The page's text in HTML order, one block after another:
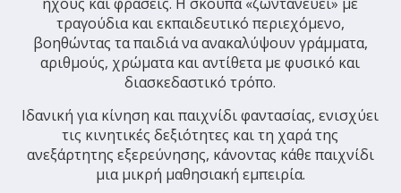
τραγούδια και εκπαιδευτικό περιεχόμενο,
βοηθώντας τα παιδιά να ανακαλύψουν γράμματα,
αριθμούς, χρώματα και αντίθετα με φυσικό και
διασκεδαστικό τρόπο.
Ιδανική για κίνηση και παιχνίδι φαντασίας, ενισχύει
τις κινητικές δεξιότητες και τη χαρά της
ανεξάρτητης εξερεύνησης, κάνοντας κάθε παιχνίδι
μια μικρή μαθησιακή εμπειρία.